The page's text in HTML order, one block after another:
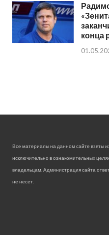
конца
Все материалы на данном сайте взяты
исключительно в ознакомительных
владельцам. Администрация сайта
не несет.